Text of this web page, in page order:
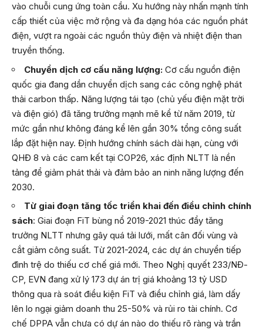
vào chuỗi cung ứng toàn cầu. Xu hướng này nhấn mạnh tính
cấp thiết của việc mở rộng và đa dạng hóa các nguồn phát
điện, vượt ra ngoài các nguồn thủy điện và nhiệt điện than
truyền thống.
Chuyển dịch cơ cấu năng lượng: Cơ cấu nguồn điện
quốc gia đang dần chuyển dịch sang các công nghệ phát
thải carbon thấp. Năng lượng tái tạo (chủ yếu điện mặt trời
và điện gió) đã tăng trưởng mạnh mẽ kể từ năm 2019, từ
mức gần như không đáng kể lên gần 30% tổng công suất
lắp đặt hiện nay. Định hướng chính sách dài hạn, cùng với
QHĐ 8 và các cam kết tại COP26, xác định NLTT là nền
tảng để giảm phát thải và đảm bảo an ninh năng lượng đến
2030.
Từ giai đoạn tăng tốc triển khai đến điều chỉnh chính
sách: Giai đoạn FiT bùng nổ 2019-2021 thúc đẩy tăng
trưởng NLTT nhưng gây quá tải lưới, mất cân đối vùng và
cắt giảm công suất. Từ 2021-2024, các dự án chuyển tiếp
đình trệ do thiếu cơ chế giá mới. Theo Nghị quyết 233/NĐ-
CP, EVN đang xử lý 173 dự án trị giá khoảng 13 tỷ USD
thông qua rà soát điều kiện FiT và điều chỉnh giá, làm dấy
lên lo ngại giảm doanh thu 25-50% và rủi ro tài chính. Cơ
chế DPPA vẫn chưa có dự án nào do thiếu rõ ràng và trần